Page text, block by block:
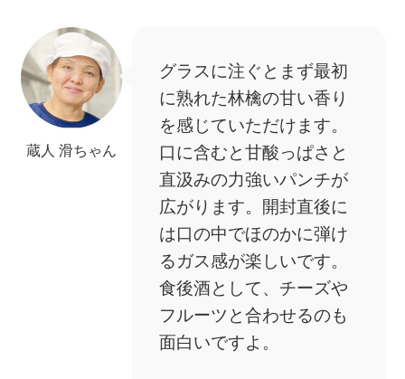
蔵人 滑ちゃん
グラスに注ぐとまず最初
に熟れた林檎の甘い香り
を感じていただけます。
口に含むと甘酸っぱさと
直汲みの力強いパンチが
広がります。開封直後に
は口の中でほのかに弾け
るガス感が楽しいです。
食後酒として、チーズや
フルーツと合わせるのも
面白いですよ。